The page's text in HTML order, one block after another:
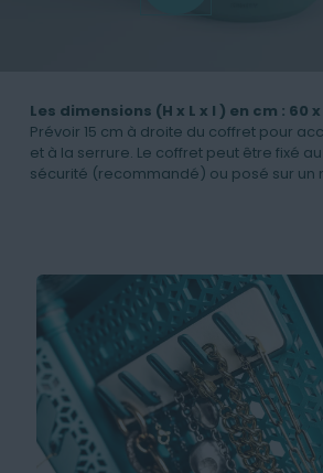
Les dimensions (H x L x l ) en cm : 60 x
Prévoir 15 cm à droite du coffret pour
et à la serrure. Le coffret peut être fixé
sécurité (recommandé) ou posé sur un